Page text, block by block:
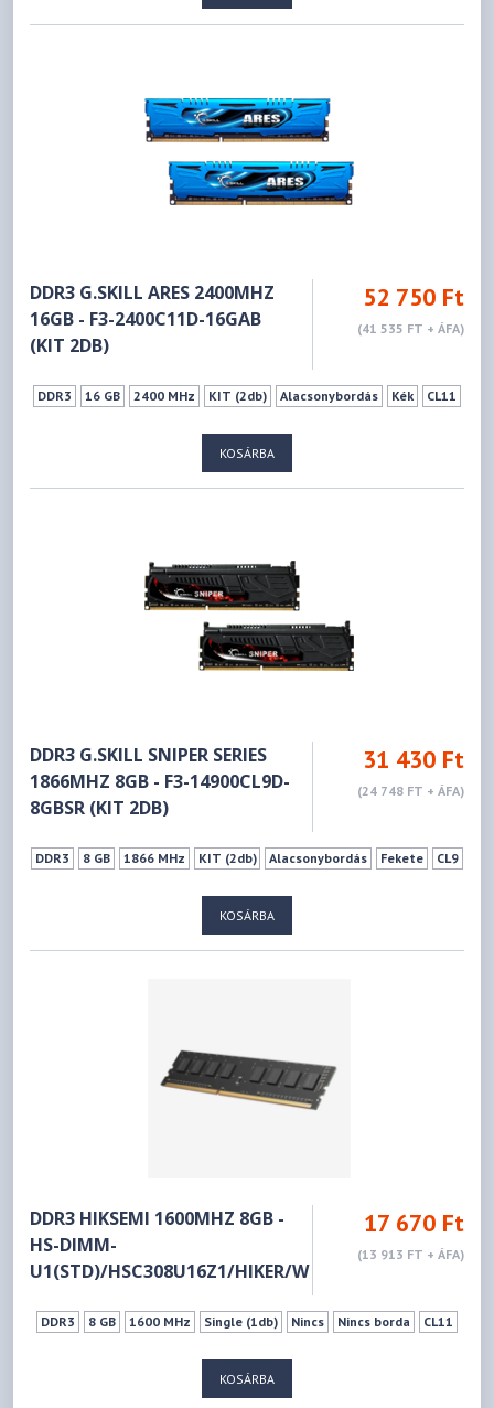
DDR3 G.SKILL ARES 2400MHZ
16GB - F3-2400C11D-16GAB
(KIT 2DB)
52 750 Ft
(41 535 FT + ÁFA)
DDR3 16 GB 2400 MHz KIT (2db) Alacsonybordás Kék CL11
KOSÁRBA
DDR3 G.SKILL SNIPER SERIES
1866MHZ 8GB - F3-14900CL9D-
8GBSR (KIT 2DB)
31 430 Ft
(24 748 FT + ÁFA)
DDR3 8 GB 1866 MHz KIT (2db) Alacsonybordás Fekete CL9
KOSÁRBA
DDR3 HIKSEMI 1600MHZ 8GB -
HS-DIMM-
U1(STD)/HSC308U16Z1/HIKER/W
17 670 Ft
(13 913 FT + ÁFA)
DDR3 8 GB 1600 MHz Single (1db) Nincs Nincs borda CL11
KOSÁRBA